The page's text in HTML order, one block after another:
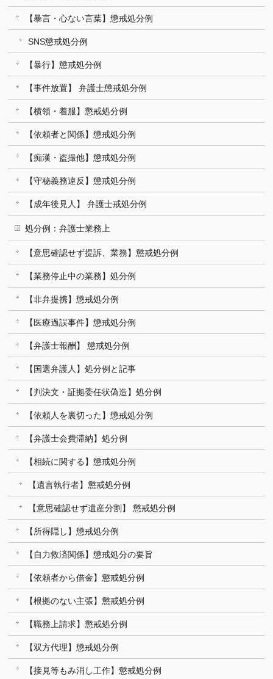
【暴言・心ない言葉】懲戒処分例
SNS懲戒処分例
【暴行】懲戒処分例
【事件放置】 弁護士懲戒処分例
【横領・着服】懲戒処分例
【依頼者と関係】懲戒処分例
【痴漢・盗撮他】懲戒処分例
【守秘義務違反】懲戒処分例
【成年後見人】 弁護士戒処分例
処分例：弁護士業務上
【意思確認せず提訴、業務】懲戒処分例
【業務停止中の業務】処分例
【非弁提携】懲戒処分例
【医療過誤事件】懲戒処分例
【弁護士報酬】 懲戒処分例
【国選弁護人】処分例と記事
【判決文・証拠委任状偽造】処分例
【依頼人を裏切った】懲戒処分例
【弁護士会費滞納】処分例
【相続に関する】懲戒処分例
【遺言執行者】懲戒処分例
【意思確認せず遺産分割】 懲戒処分例
【所得隠し】懲戒処分例
【自力救済関係】懲戒処分の要旨
【依頼者から借金】懲戒処分例
【根拠のない主張】懲戒処分例
【職務上請求】懲戒処分例
【双方代理】懲戒処分例
【接見等もみ消し工作】懲戒処分例